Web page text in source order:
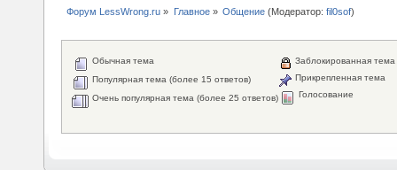
Форум LessWrong.ru » Главное» Общение(Модератор: fil0sof)
Обычная тема
Популярная тема (более 15 ответов)
Очень популярная тема (более 25 ответов)
Заблокированная тема
Прикрепленная тема
Голосование